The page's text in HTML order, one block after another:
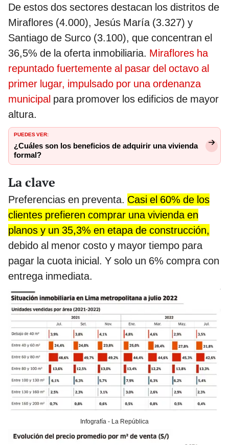
De estos dos sectores destacan los distritos de
Miraflores (4.000), Jesús María (3.327) y
Santiago de Surco (3.100), que concentran el
36,5% de la oferta inmobiliaria. Miraflores ha
repuntado fuertemente al pasar del octavo al
primer lugar, impulsado por una ordenanza
municipal para promover los edificios de mayor
altura.
PUEDES VER:
¿Cuáles son los beneficios de adquirir una vivienda
formal?
La clave
Preferencias en preventa. Casi el 60% de los
clientes prefieren comprar una vivienda en
planos y un 35,3% en etapa de construcción,
debido al menor costo y mayor tiempo para
pagar la cuota inicial. Y solo un 6% compra con
entrega inmediata.
Infografía - La República